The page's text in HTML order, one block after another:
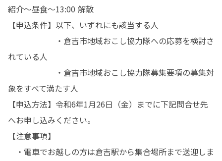
紹介〜昼食〜13:00 解散
【申込条件】以下、いずれにも該当する人
・倉吉市地域おこし協力隊への応募を検討さ
れている人
・倉吉市地域おこし協力隊募集要項の募集対
象をすべて満たす人
【申込方法】令和6年1月26日（金）までに下記問合せ先
へお申し込みください。
【注意事項】
・電車でお越しの方は倉吉駅から集合場所まで送迎しま